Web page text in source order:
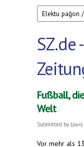
SZ.de
Fußball,
Welt
Submitted by Louis
Vor mehr als